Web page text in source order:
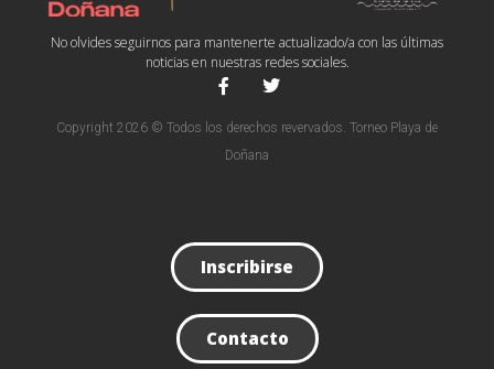
No olvides seguirnos para mantenerte actualizado/a con las últimas
noticias en nuestras redes sociales.
Copyright 2026 © Todos los derechos revervados. Torneo Playa de
Doñana
Inscribirse
Contacto